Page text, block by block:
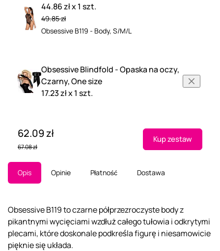
44.86 zł x 1 szt.
49.85 zł
Obsessive B119 - Body, S/M/L
Obsessive Blindfold - Opaska na oczy,
Czarny, One size
17.23 zł x 1 szt.
62.09 zł
67.08 zł
Kup zestaw
Opis Opinie Płatność Dostawa
Obsessive B119 to czarne półprzezroczyste body z
pikantnymi wycięciami wzdłuż całego tułowia i odkrytymi
plecami, które doskonale podkreśla figurę i niesamowicie
pięknie się układa.